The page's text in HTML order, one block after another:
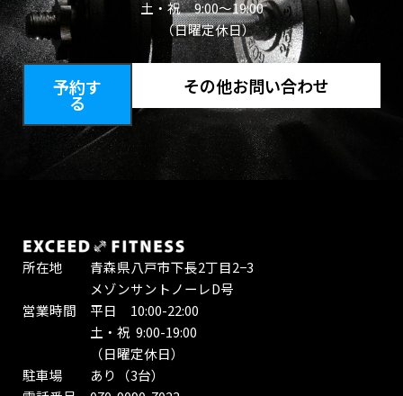
土・祝 9:00～19:00
（日曜定休日）
予約す
る
その他お問い合わせ
所在地 青森県八戸市下長2丁目2−3
メゾンサントノーレD号
営業時間 平日 10:00-22:00
土・祝 9:00-19:00
（日曜定休日）
駐車場 あり（3台）